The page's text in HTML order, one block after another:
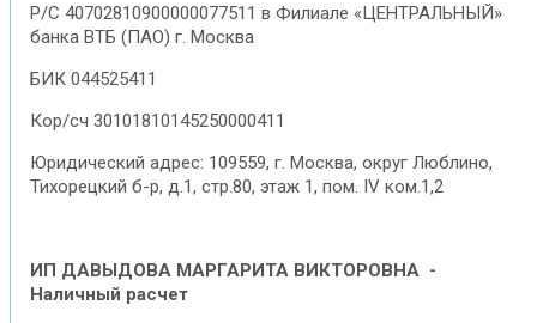
Р/С 40702810900000077511 в Филиале «ЦЕНТРАЛЬНЫЙ»
банка ВТБ (ПАО) г. Москва
БИК 044525411
Кор/сч 30101810145250000411
Юридический адрес: 109559, г. Москва, округ Люблино,
Тихорецкий б-р, д.1, стр.80, этаж 1, пом. IV ком.1,2
ИП ДАВЫДОВА МАРГАРИТА ВИКТОРОВНА -
Наличный расчет